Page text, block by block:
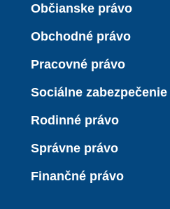
Občianske právo
Obchodné právo
Pracovné právo
Sociálne zabezpečenie
Rodinné právo
Správne právo
Finančné právo